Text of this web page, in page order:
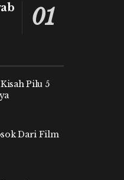
Pilu 5
Dari Film